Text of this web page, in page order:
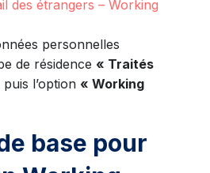
des étrangers – Working
personnelles
de résidence « Traités
puis l’option « Working
base pour